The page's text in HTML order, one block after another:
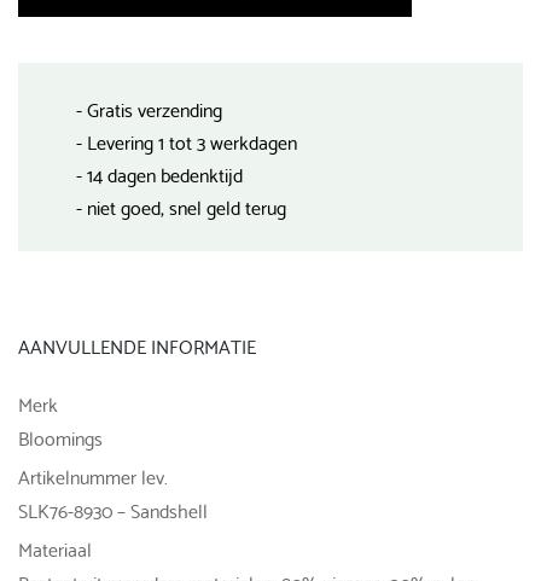
- Gratis verzending
- Levering 1 tot 3 werkdagen
- 14 dagen bedenktijd
- niet goed, snel geld terug
AANVULLENDE INFORMATIE
Merk
Bloomings
Artikelnummer lev.
SLK76-8930 – Sandshell
Materiaal